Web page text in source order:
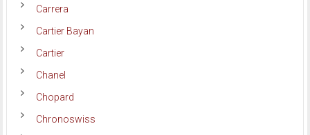
Carrera
Cartier Bayan
Cartier
Chanel
Chopard
Chronoswiss